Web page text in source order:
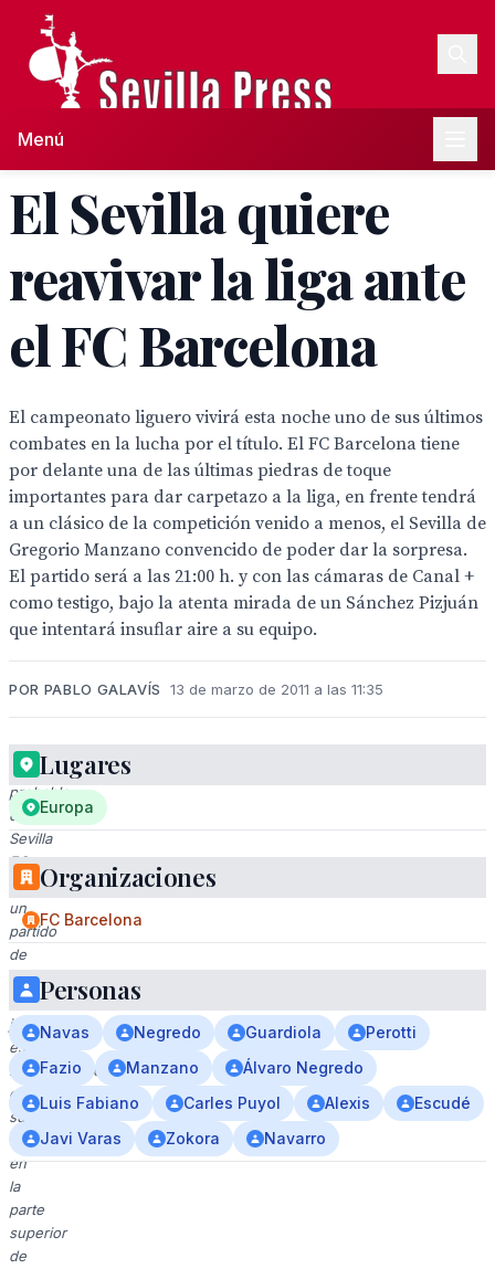
Menú
El Sevilla quiere
reavivar la liga ante
el FC Barcelona
El campeonato liguero vivirá esta noche uno de sus últimos
combates en la lucha por el título. El FC Barcelona tiene
por delante una de las últimas piedras de toque
importantes para dar carpetazo a la liga, en frente tendrá
a un clásico de la competición venido a menos, el Sevilla de
Gregorio Manzano convencido de poder dar la sorpresa.
El partido será a las 21:00 h. y con las cámaras de Canal +
como testigo, bajo la atenta mirada de un Sánchez Pizjuán
que intentará insuflar aire a su equipo.
POR PABLO GALAVÍS 13 de marzo de 2011 a las 11:35
Alineación
probable
del
Sevilla
FC
en
un
partido
de
fútbol.
Los
jugadores
están
representados
con
sus
nombres
en
la
parte
superior
de
Lugares
Europa
Organizaciones
FC Barcelona
Personas
Navas Negredo Guardiola
Perotti
Fazio
Manzano
Álvaro Negredo
Luis Fabiano
Carles Puyol Alexis
Escudé
Javi Varas
Zokora Navarro